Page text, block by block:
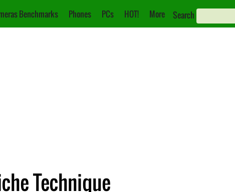
Benchmarks Phones PCs HOT! More Search
Technique